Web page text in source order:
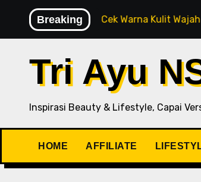
Breaking
Baru Cek Warna Kulit Wajah Online
Tri Ayu
Inspirasi Beauty & Lifestyle, Capai
HOME AFFILIATE